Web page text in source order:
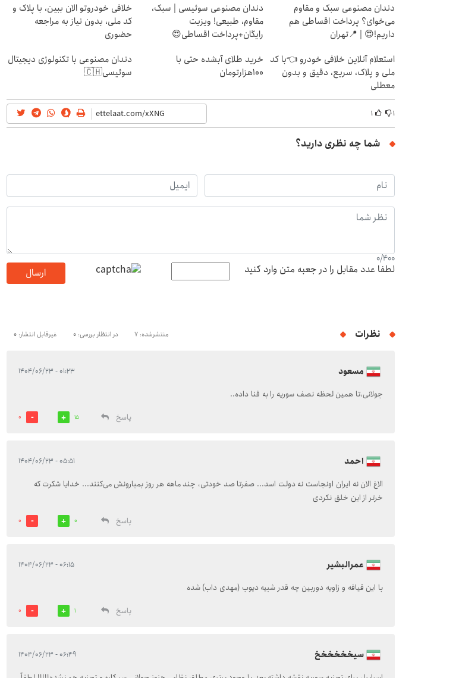
دندان مصنوعی سبک و مقاوم
می‌خوای؟ پرداخت اقساطی هم
داریم!😍 | 📍تهران
دندان مصنوعی سوئیسی | سبک،
مقاوم، طبیعی! ویزیت
رایگان+پرداخت اقساطی😍
خلافی خودروتو الان ببین، با پلاک و
کد ملی، بدون نیاز به مراجعه
حضوری
استعلام آنلاین خلافی خودرو 👈با کد
ملی و پلاک، سریع، دقیق و بدون
معطلی
خرید طلای آبشده حتی با
۱۰۰هزارتومان
دندان مصنوعی با تکنولوژی دیجیتال
سوئیسی🇨🇭
۱ ۱
شما چه نظری دارید؟
0/400
لطفا عدد مقابل را در جعبه متن وارد کنید ارسال
نظرات منتشرشده: 7 در انتظار بررسی: 0 غیرقابل انتشار: 0
مسعود ۰۱:۲۳ - ۱۴۰۴/۰۶/۲۳
جولانی،تا همین لحظه نصف سوریه را به فنا داده..
پاسخ
15
0
احمد ۰۵:۵۱ - ۱۴۰۴/۰۶/۲۳
الاغ الان نه ایران اونجاست نه دولت اسد... صفرتا صد خودتی، چند ماهه هر روز بمبارونش می‌کنند... خدایا شکرت که
خرتر از این خلق نکردی
پاسخ
0
0
عمرالبشیر ۰۶:۱۵ - ۱۴۰۴/۰۶/۲۳
با این قیافه و زاویه دوربین چه قدر شبیه دیوب (مهدی داب) شده
پاسخ
1
0
سیخخخخخخ ۰۶:۴۹ - ۱۴۰۴/۰۶/۲۳